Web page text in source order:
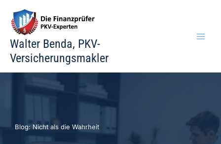
Inhalt
springen
Walter Benda, PKV-
Versicherungsmakler
Blog: Nicht als die Wahrheit